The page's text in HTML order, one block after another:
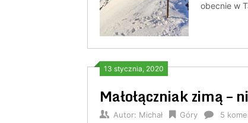
obecnie w
13 stycznia, 2020
Małołączniak zimą –
Autor: Michał Góry 5